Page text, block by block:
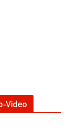
Video